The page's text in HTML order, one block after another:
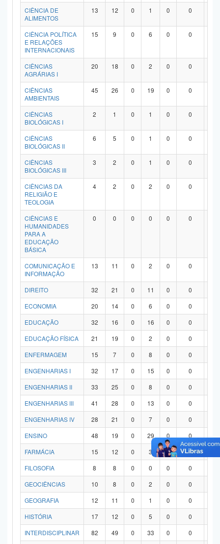
CIÊNCIA DE
ALIMENTOS
13 12 0 1 0 0
CIÊNCIA POLÍTICA
E RELAÇÕES
INTERNACIONAIS
15 9 0 6 0 0
CIÊNCIAS
AGRÁRIAS I
20 18 0 2 0 0
CIÊNCIAS
AMBIENTAIS
45 26 0 19 0 0
CIÊNCIAS
BIOLÓGICAS I
2 1 0 1 0 0
CIÊNCIAS
BIOLÓGICAS II
6 5 0 1 0 0
CIÊNCIAS
BIOLÓGICAS III
3 2 0 1 0 0
CIÊNCIAS DA
RELIGIÃO E
TEOLOGIA
4 2 0 2 0 0
CIÊNCIAS E
HUMANIDADES
PARA A
EDUCAÇÃO
BÁSICA
0 0 0 0 0 0
COMUNICAÇÃO E
INFORMAÇÃO
13 11 0 2 0 0
DIREITO 32 21 0 11 0 0
ECONOMIA
20 14 0 6 0 0
EDUCAÇÃO
32 16 0 16 0 0
EDUCAÇÃO FÍSICA
21 19 0 2 0 0
ENFERMAGEM
15 7 0 8 0 0
ENGENHARIAS I
32 17 0 15 0 0
ENGENHARIAS II
33 25 0 8 0 0
ENGENHARIAS III
41 28 0 13 0 0
ENGENHARIAS IV
28 21 0 7 0 0
ENSINO
48 19 0 29 0 0
FARMÁCIA
15 12 0 3 0 0
FILOSOFIA
8 8 0 0 0 0
GEOCIÊNCIAS
10 8 0 2 0 0
GEOGRAFIA
12 11 0 1 0 0
HISTÓRIA
17 12 0 5 0 0
INTERDISCIPLINAR
82 49 0 33 0 0